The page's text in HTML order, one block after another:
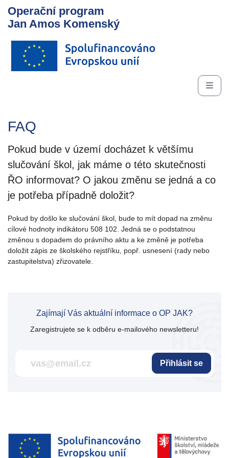
Operační program
Jan Amos Komenský
FAQ
Pokud bude v území docházet k většímu
slučování škol, jak máme o této skutečnosti
ŘO informovat? O jakou změnu se jedná a co
je potřeba případně doložit?
Pokud by došlo ke slučování škol, bude to mít dopad na změnu
cílové hodnoty indikátoru 508 102. Jedná se o podstatnou
změnou s dopadem do právního aktu a ke změně je potřeba
doložit zápis ze školského rejstříku, popř. usnesení (rady nebo
zastupitelstva) zřizovatele.
Zajímají Vás aktuální informace o OP JAK?
Zaregistrujete se k odběru e-mailového newsletteru!
Přihlásit se